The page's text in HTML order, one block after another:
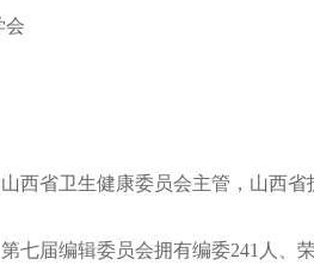
会
西省卫生健康委员会主管，山西
七届编辑委员会拥有编委241人、